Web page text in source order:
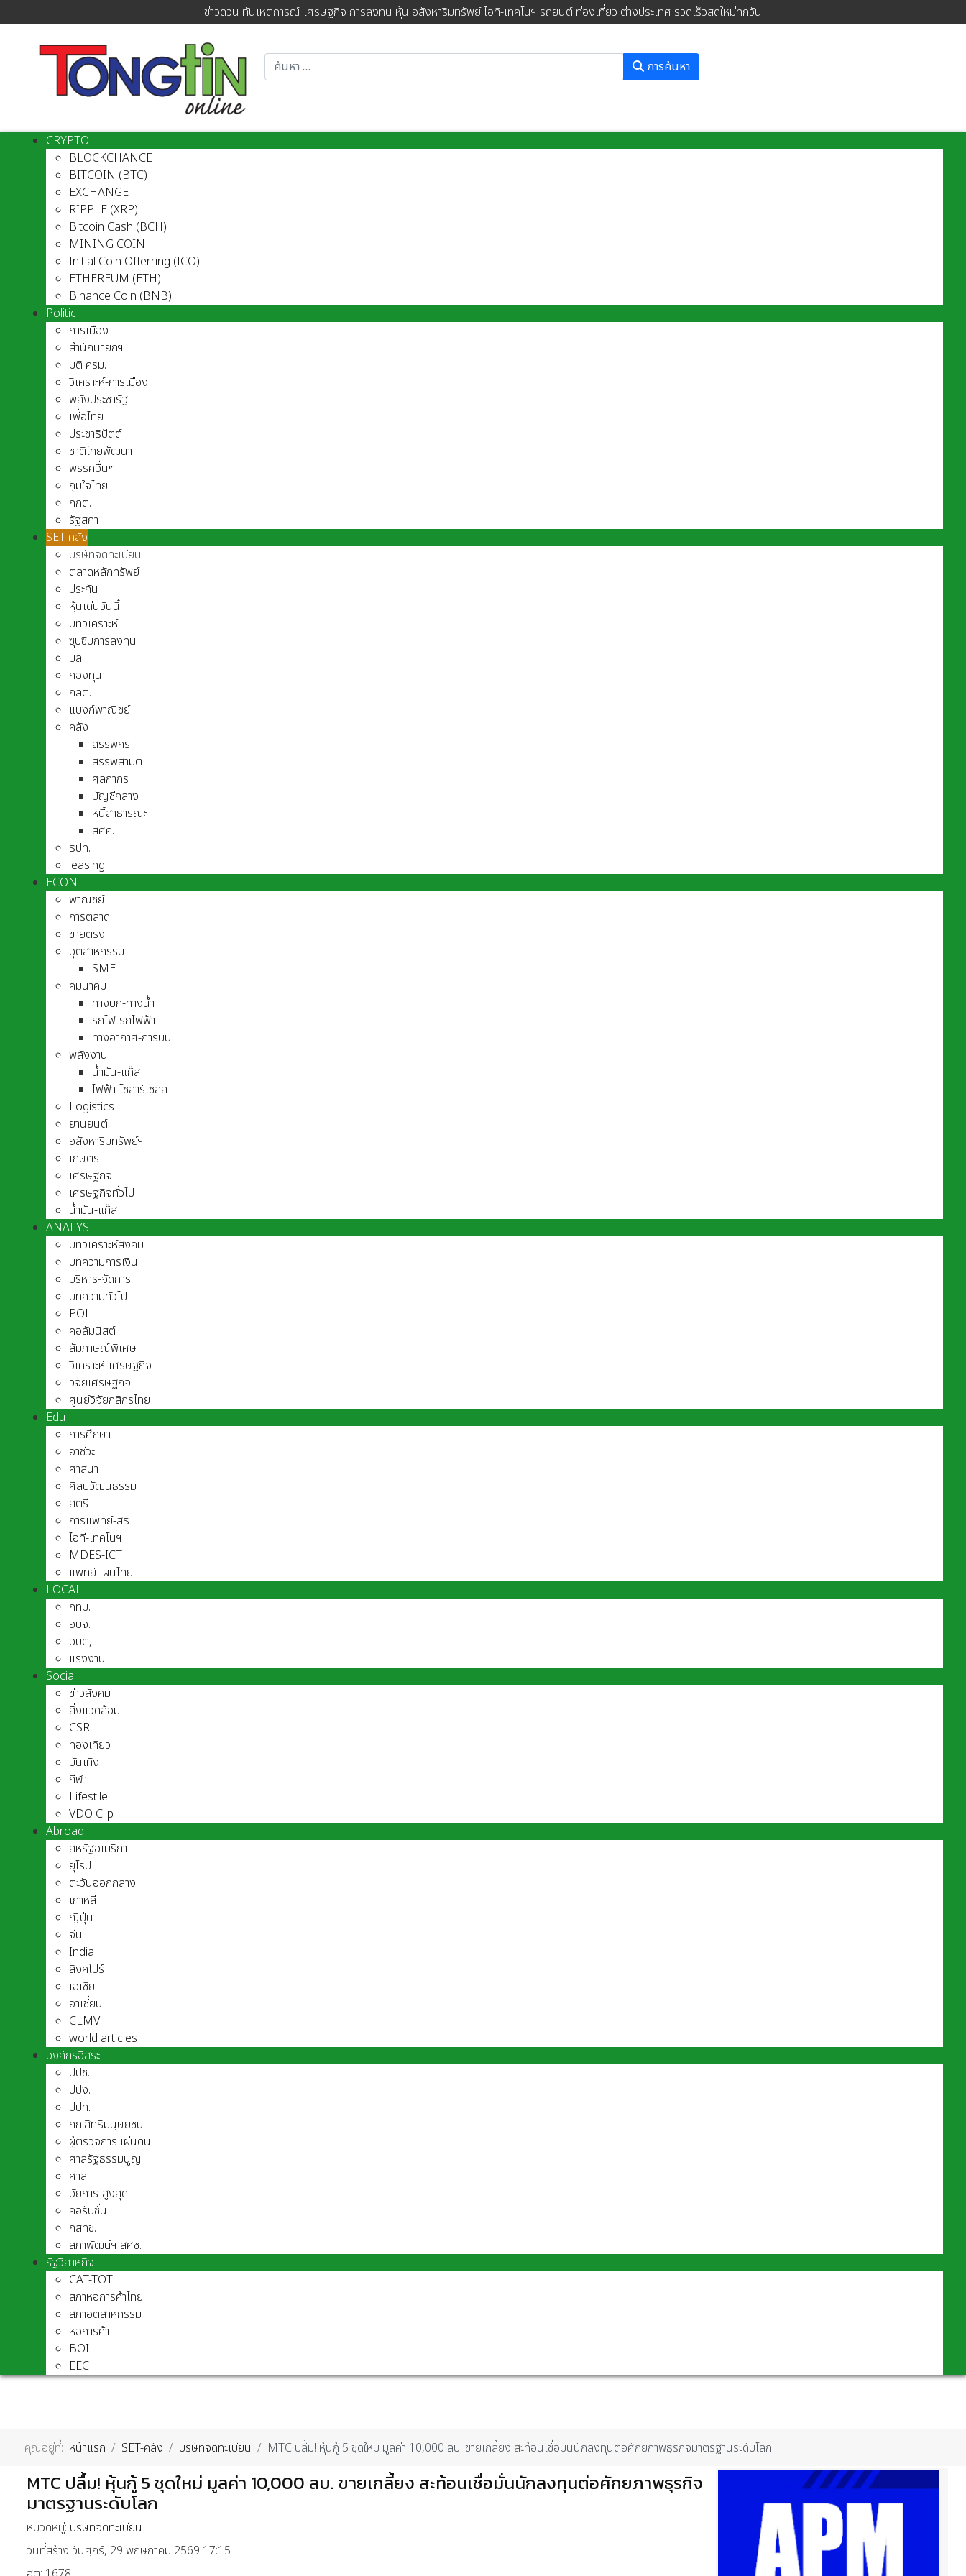
ข่าวด่วน ทันเหตุการณ์ เศรษฐกิจ การลงทุน หุ้น อสังหาริมทรัพย์ ไอที-เทคโนฯ รถยนต์ ท่องเที่ยว ต่างประเทศ รวดเร็วสดใหม่ทุกวัน
การค้นหา
CRYPTO
BLOCKCHANCE
BITCOIN (BTC)
EXCHANGE
RIPPLE (XRP)
Bitcoin Cash (BCH)
MINING COIN
Initial Coin Offerring (ICO)
ETHEREUM (ETH)
Binance Coin (BNB)
Politic
การเมือง
สำนักนายกฯ
มติ ครม.
วิเคราะห์-การเมือง
พลังประชารัฐ
เพื่อไทย
ประชาธิปัตต์
ชาติไทยพัฒนา
พรรคอื่นๆ
ภูมิใจไทย
กกต.
รัฐสภา
SET-คลัง
บริษัทจดทะเบียน
ตลาดหลักทรัพย์
ประกัน
หุ้นเด่นวันนี้
บทวิเคราะห์
ซุบซิบการลงทุน
บล.
กองทุน
กลต.
แบงก์พาณิชย์
คลัง
สรรพกร
สรรพสามิต
ศุลกากร
บัญชีกลาง
หนี้สาธารณะ
สศค.
ธปท.
leasing
ECON
พาณิชย์
การตลาด
ขายตรง
อุตสาหกรรม
SME
คมนาคม
ทางบก-ทางน้ำ
รถไฟ-รถไฟฟ้า
ทางอากาศ-การบิน
พลังงาน
น้ำมัน-แก๊ส
ไฟฟ้า-โซล่าร์เซลล์
Logistics
ยานยนต์
อสังหาริมทรัพย์ฯ
เกษตร
เศรษฐกิจ
เศรษฐกิจทั่วไป
น้ำมัน-แก๊ส
ANALYS
บทวิเคราะห์สังคม
บทความการเงิน
บริหาร-จัดการ
บทความทั่วไป
POLL
คอลัมนิสต์
สัมภาษณ์พิเศษ
วิเคราะห์-เศรษฐกิจ
วิจัยเศรษฐกิจ
ศูนย์วิจัยกสิกรไทย
Edu
การศึกษา
อาชีวะ
ศาสนา
ศิลปวัฒนธรรม
สตรี
การแพทย์-สธ
ไอที-เทคโนฯ
MDES-ICT
แพทย์แผนไทย
LOCAL
กทม.
อบจ.
อบต,
แรงงาน
Social
ข่าวสังคม
สิ่งแวดล้อม
CSR
ท่องเที่ยว
บันเทิง
กีฬา
Lifestile
VDO Clip
Abroad
สหรัฐอเมริกา
ยุโรป
ตะวันออกกลาง
เกาหลี
ญี่ปุ่น
จีน
India
สิงคโปร์
เอเชีย
อาเชี่ยน
CLMV
world articles
องค์กรอิสระ
ปปช.
ปปง.
ปปท.
กก.สิทธิมนุษยชน
ผู้ตรวจการแผ่นดิน
ศาลรัฐธรรมนูญ
ศาล
อัยการ-สูงสุด
คอรัปชั่น
กสทช.
สภาพัฒน์ฯ สศช.
รัฐวิสาหกิจ
CAT-TOT
สภาหอการค้าไทย
สภาอุตสาหกรรม
หอการค้า
BOI
EEC
คุณอยู่ที่: หน้าแรก SET-คลัง บริษัทจดทะเบียน MTC ปลื้ม! หุ้นกู้ 5 ชุดใหม่ มูลค่า 10,000 ลบ. ขายเกลี้ยง สะท้อนเชื่อมั่นนักลงทุนต่อศักยภาพธุรกิจมาตรฐานระดับโลก
MTC ปลื้ม! หุ้นกู้ 5 ชุดใหม่ มูลค่า 10,000 ลบ. ขายเกลี้ยง สะท้อนเชื่อมั่นนักลงทุนต่อศักยภาพธุรกิจ
มาตรฐานระดับโลก
หมวดหมู่: บริษัทจดทะเบียน
วันที่สร้าง วันศุกร์, 29 พฤษภาคม 2569 17:15